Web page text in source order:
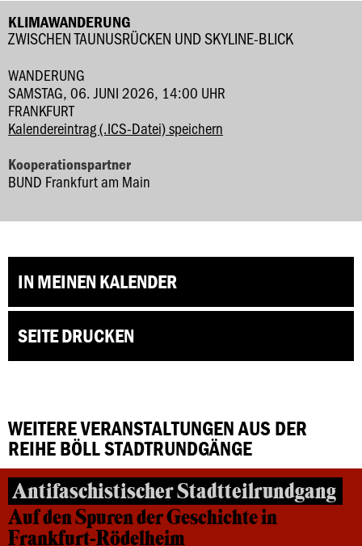
KLIMAWANDERUNG
ZWISCHEN TAUNUSRÜCKEN UND SKYLINE-BLICK
WANDERUNG
SAMSTAG, 06. JUNI 2026, 14:00 UHR
FRANKFURT
Kalendereintrag (.ICS-Datei) speichern
Kooperationspartner
BUND Frankfurt am Main
IN MEINEN KALENDER
SEITE DRUCKEN
WEITERE VERANSTALTUNGEN AUS DER
REIHE BÖLL STADTRUNDGÄNGE
Antifaschistischer Stadtteilrundgang
Auf den Spuren der Geschichte in
Frankfurt-Rödelheim